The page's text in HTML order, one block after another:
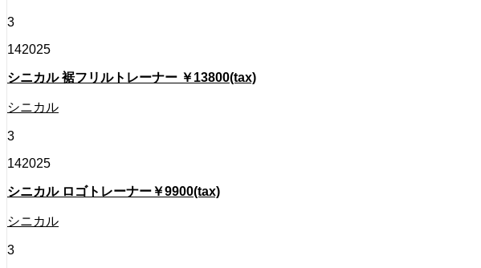
3
142025
シニカル 裾フリルトレーナー ￥13800(tax)
シニカル
3
142025
シニカル ロゴトレーナー￥9900(tax)
シニカル
3